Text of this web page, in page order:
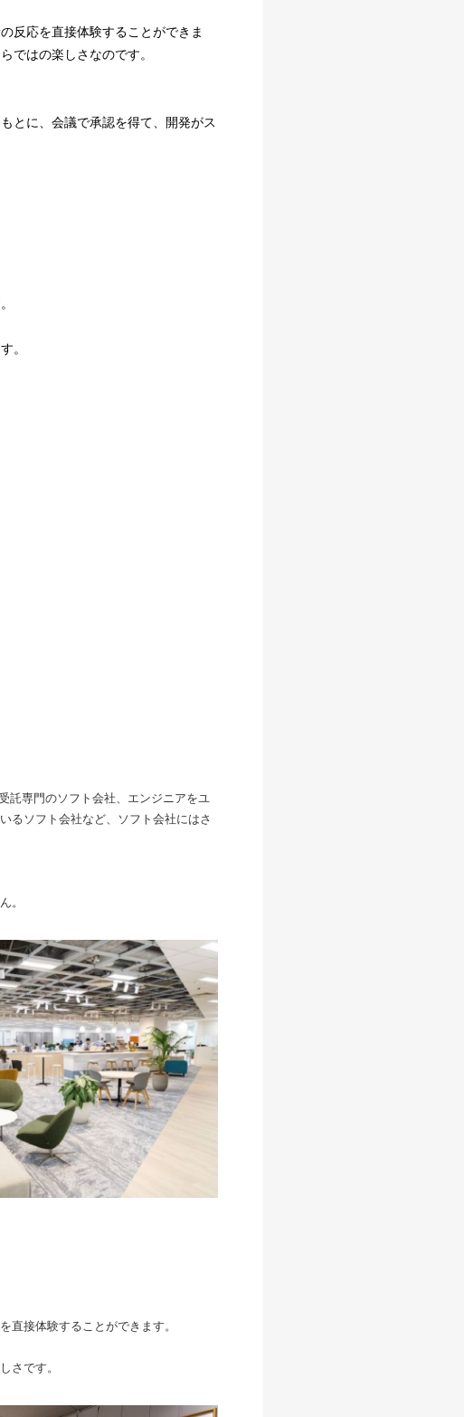
反応を直接体験することができま
ではの楽しさなのです。
とに、会議で承認を得て、開発がス
。
託専門のソフト会社、エンジニアをユ
るソフト会社など、ソフト会社にはさ
。
直接体験することができます。
さです。